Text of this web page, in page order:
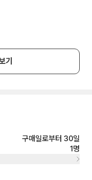
있지만, 적어도 그리스
는 효자템 이니까요. 참
기
구매일로부터 30일
1명